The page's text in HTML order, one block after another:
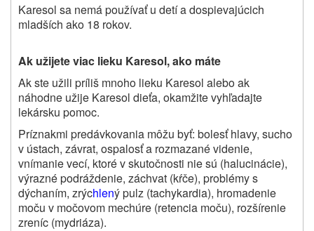
Karesol sa nemá používať u detí a dospievajúcich
mladších ako 18 rokov.
Ak užijete viac lieku Karesol, ako máte
Ak ste užili príliš mnoho lieku Karesol alebo ak
náhodne užije Karesol dieťa, okamžite vyhľadajte
lekársku pomoc.
Príznakmi predávkovania môžu byť: bolesť hlavy, sucho
v ústach, závrat, ospalosť a rozmazané videnie,
vnímanie vecí, ktoré v skutočnosti nie sú (halucinácie),
výrazné podráždenie, záchvat (kŕče), problémy s
dýchaním, zrýchlený pulz (tachykardia), hromadenie
moču v močovom mechúre (retencia moču), rozšírenie
zreníc (mydriáza).